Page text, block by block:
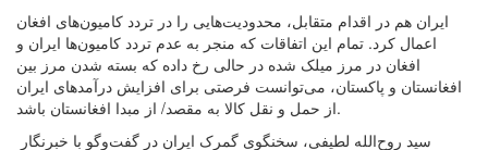
ایران هم در اقدام متقابل، محدودیت‌هایی را در تردد کامیون‌های افغان
اعمال کرد. تمام این اتفاقات که منجر به عدم تردد کامیون‌ها ایران و
افغان در مرز میلک شده در حالی رخ داده که بسته شدن مرز بین
افغانستان و پاکستان، می‌توانست فرصتی برای افزایش درآمدهای ایران
از حمل و نقل کالا به مقصد/ از مبدا افغانستان باشد.